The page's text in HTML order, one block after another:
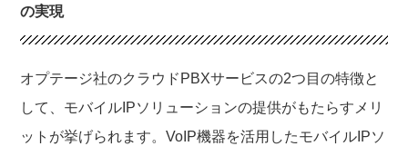
の実現
オプテージ社のクラウドPBXサービスの2つ目の特徴と
して、モバイルIPソリューションの提供がもたらすメリ
ットが挙げられます。VoIP機器を活用したモバイルIPソ